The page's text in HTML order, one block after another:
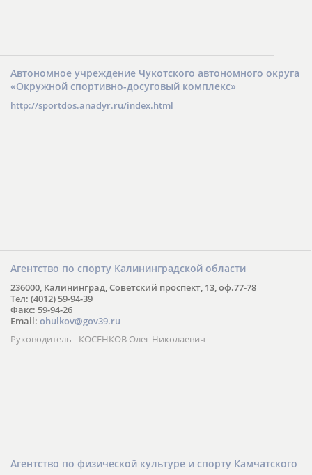
Автономное учреждение Чукотского автономного округа
«Окружной спортивно-досуговый комплекс»
http://sportdos.anadyr.ru/index.html
Агентство по спорту Калининградской области
236000, Калининград, Советский проспект, 13, оф.77-78
Тел: (4012) 59-94-39
Факс: 59-94-26
Email: ohulkov@gov39.ru
Руководитель - КОСЕНКОВ Олег Николаевич
Агентство по физической культуре и спорту Камчатского